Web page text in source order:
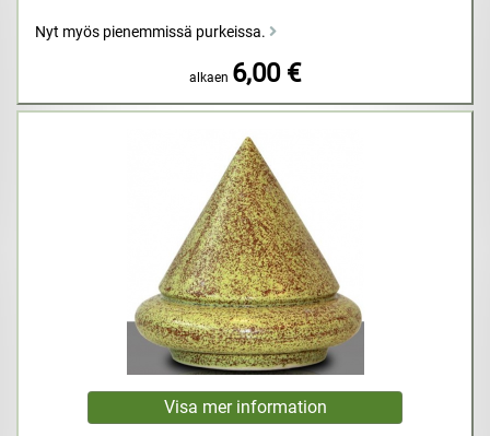
Nyt myös pienemmissä purkeissa.
alkaen 6,00 €